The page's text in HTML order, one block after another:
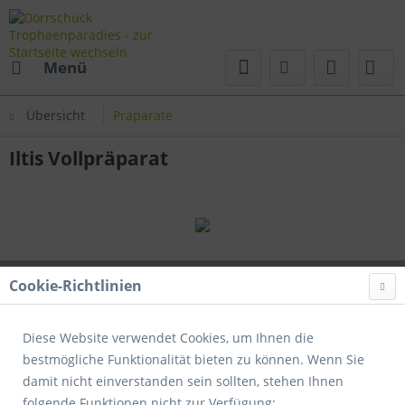
Menü
Übersicht Präparate
Iltis Vollpräparat
Cookie-Richtlinien
Diese Website verwendet Cookies, um Ihnen die
bestmögliche Funktionalität bieten zu können. Wenn Sie
damit nicht einverstanden sein sollten, stehen Ihnen